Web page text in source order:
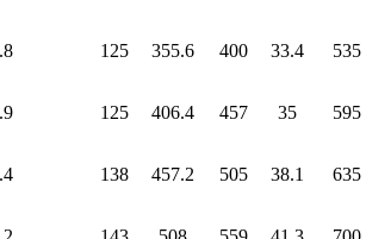
535
33.4
400
355.6
125
595
35
457
406.4
125
635
38.1
505
457.2
138